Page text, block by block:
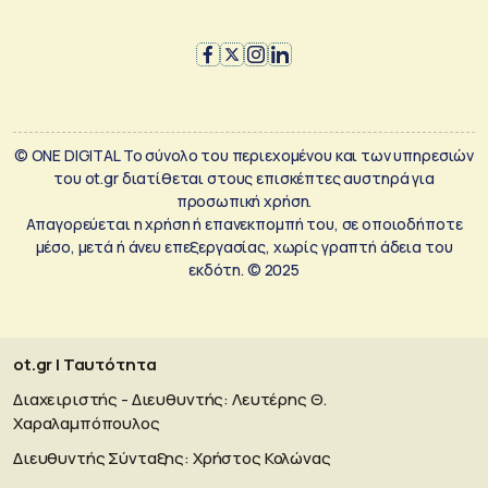
© ONE DIGITAL Το σύνολο του περιεχομένου και των υπηρεσιών
του ot.gr διατίθεται στους επισκέπτες αυστηρά για
προσωπική χρήση.
Απαγορεύεται η χρήση ή επανεκπομπή του, σε οποιοδήποτε
μέσο, μετά ή άνευ επεξεργασίας, χωρίς γραπτή άδεια του
εκδότη. © 2025
ot.gr | Ταυτότητα
Διαχειριστής - Διευθυντής: Λευτέρης Θ.
Χαραλαμπόπουλος
Διευθυντής Σύνταξης: Χρήστος Κολώνας